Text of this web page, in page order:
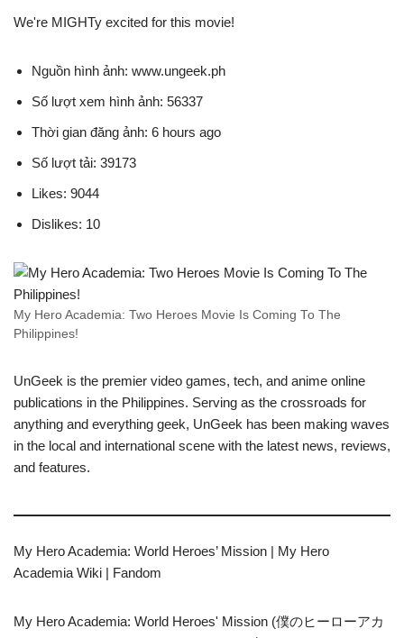
We're MIGHTy excited for this movie!
Nguồn hình ảnh: www.ungeek.ph
Số lượt xem hình ảnh: 56337
Thời gian đăng ảnh: 6 hours ago
Số lượt tải: 39173
Likes: 9044
Dislikes: 10
My Hero Academia: Two Heroes Movie Is Coming To The
Philippines!
UnGeek is the premier video games, tech, and anime online
publications in the Philippines. Serving as the crossroads for
anything and everything geek, UnGeek has been making waves
in the local and international scene with the latest news, reviews,
and features.
My Hero Academia: World Heroes’ Mission | My Hero
Academia Wiki | Fandom
My Hero Academia: World Heroes' Mission (僕のヒーローアカ